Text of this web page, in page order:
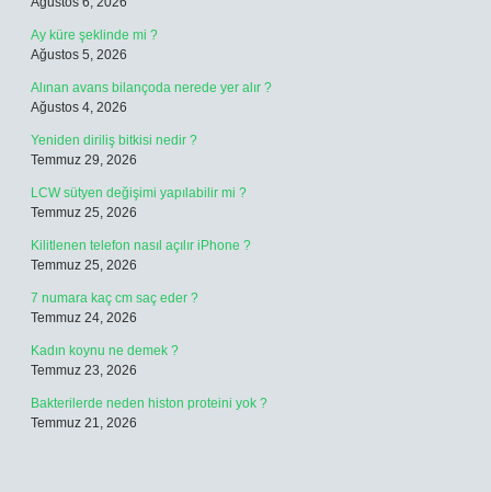
Ay küre şeklinde mi ?
Ağustos 5, 2026
Alınan avans bilançoda nerede yer alır ?
Ağustos 4, 2026
Yeniden diriliş bitkisi nedir ?
Temmuz 29, 2026
LCW sütyen değişimi yapılabilir mi ?
Temmuz 25, 2026
Kilitlenen telefon nasıl açılır iPhone ?
Temmuz 25, 2026
7 numara kaç cm saç eder ?
Temmuz 24, 2026
Kadın koynu ne demek ?
Temmuz 23, 2026
Bakterilerde neden histon proteini yok ?
Temmuz 21, 2026